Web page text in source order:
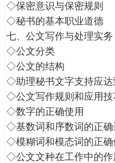
◇保密意识与保密规则
◇秘书的基本职业道德
七、公文写作与处理实务
◇公文分类
◇公文的结构
◇助理秘书文字支持应达
◇公文写作规则和应用技
◇数字的正确使用
◇基数词和序数词的正确
◇模糊词和模态词的正确
◇公文文种在工作中的作